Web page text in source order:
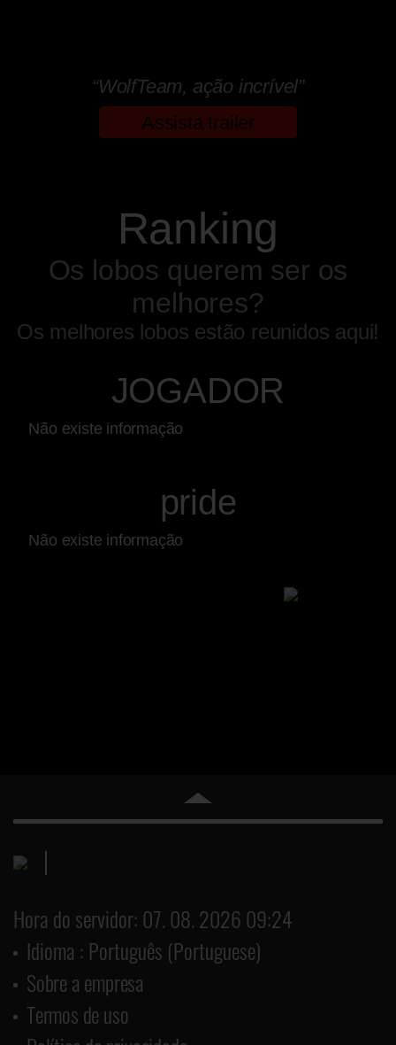
“WolfTeam, ação incrível”
Assista trailer
Ranking
Os lobos querem ser os
melhores?
Os melhores lobos estão reunidos aqui!
JOGADOR
Não existe informação
pride
Não existe informação
Hora do servidor: 07. 08. 2026 09:24
Idioma : Português (Portuguese)
Sobre a empresa
Termos de uso